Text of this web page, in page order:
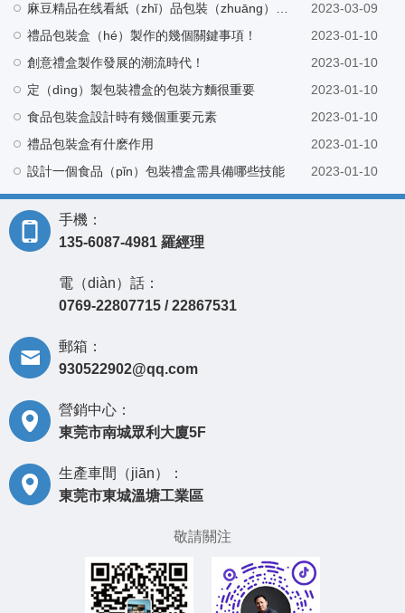
2023-03-09
禮品包裝盒（hé）製作的幾個關鍵事項！
2023-01-10
創意禮盒製作發展的潮流時代！
2023-01-10
定（dìng）製包裝禮盒的包裝方麵很重要
2023-01-10
食品包裝盒設計時有幾個重要元素
2023-01-10
禮品包裝盒有什麽作用
2023-01-10
設計一個食品（pǐn）包裝禮盒需具備哪些技能
2023-01-10
手機：
135-6087-4981 羅經理
電（diàn）話：
0769-22807715 / 22867531
郵箱：
930522902@qq.com
營銷中心：
東莞市南城眾利大廈5F
生產車間（jiān）：
東莞市東城溫塘工業區
敬請關注